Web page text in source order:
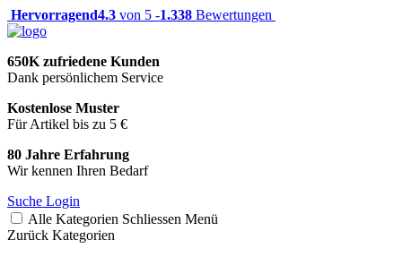
Hervorragend4.3 von 5 -1.338 Bewertungen
650K zufriedene Kunden
Dank persönlichem Service
Kostenlose Muster
Für Artikel bis zu 5 €
80 Jahre Erfahrung
Wir kennen Ihren Bedarf
Suche Login
Alle Kategorien Schliessen Menü
Zurück Kategorien